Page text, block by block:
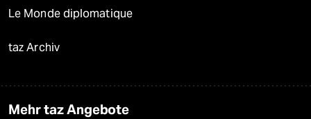
Le Monde diplomatique
taz Archiv
Mehr taz Angebote